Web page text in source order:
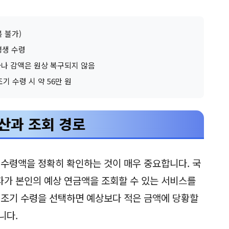
불가)
수령
감액은 원상 복구되지 않음
수령 시 약 56만 원
과 조회 경로
령액을 정확히 확인하는 것이 매우 중요합니다. 국
본인의 예상 연금액을 조회할 수 있는 서비스를
기 수령을 선택하면 예상보다 적은 금액에 당황할
다.